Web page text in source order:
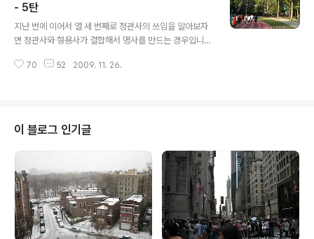
무 말이나 하는 것이 아니고 책을 소리내어 읽기 그리고 원
어민과 대화하면서 배운 내용 연습하기 3. 많이 읽기 ; 역시
소리내어 읽기, 그리고 시간이 나면 여가시간에는 자신이
기쓰기. 오늘은 "자신이 좋아하는 주제의 글을 부담없이 속
- 5탄
지난 번에 이어서 열 세 번째로 정관사의 쓰임을 알아보자
면 정관사와 형용사가 결합해서 명사를 만드는 경우입니
인이 되고 the와 young이 결합하면 젊은이가 됩니다. 너
형용사와 만나면 이런 개념이 될 것 같습니다. 여러분과 제
가 아는 ‘늙은’ 이라는 형용사를 연상하면 무엇이 떠오르십
니까? 아주 예외적인 경우에서는 간혹 ‘늙은 닭’이나 ‘늙은
고양이’같은 것을 떠올리시는 경우도 있을지 모르겠습니다
만 거의 대부분은 ‘늙은 사람’을 떠올리실 것입니다. 그래서
the old..
70 52 2009. 11. 26.
이 블로그 인기글